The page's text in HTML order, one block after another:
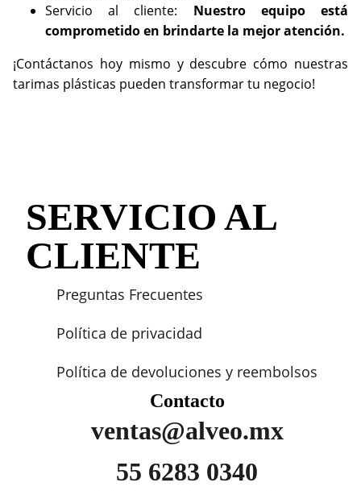
Servicio al cliente: Nuestro equipo está
comprometido en brindarte la mejor atención.
¡Contáctanos hoy mismo y descubre cómo nuestras
tarimas plásticas pueden transformar tu negocio!
SERVICIO AL
CLIENTE
Preguntas Frecuentes
Política de privacidad
Política de devoluciones y reembolsos
Contacto
ventas@alveo.mx
55 6283 0340